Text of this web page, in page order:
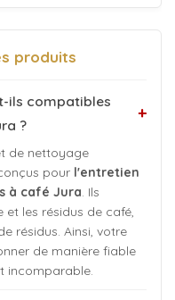
produits
ils compatibles
?
+
de nettoyage
pour l'entretien
à café Jura. Ils
les résidus de café,
résidus. Ainsi, votre
de manière fiable
incomparable.